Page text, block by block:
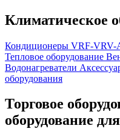
Климатическое
Кондиционеры VRF-VRV-
Тепловое оборудование
Водонагреватели
оборудования
Торговое
оборудование